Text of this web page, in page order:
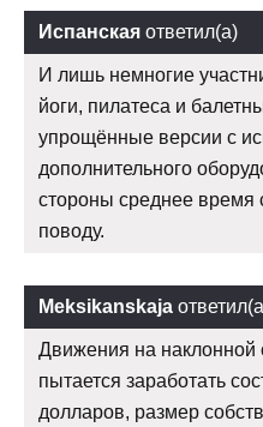
Испанская ответил(а)
И лишь немногие
йоги, пилатеса и
упрощённые версии с
дополнительного
стороны среднее время
поводу.
Meksikanskaja
Движения на наклонной
пытается заработать
долларов, размер